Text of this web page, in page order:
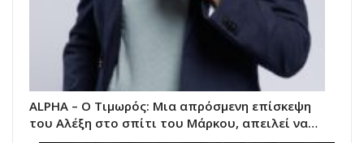
ALPHA – Ο Τιμωρός: Μια απρόσμενη επίσκεψη
του Αλέξη στο σπίτι του Μάρκου, απειλεί να…